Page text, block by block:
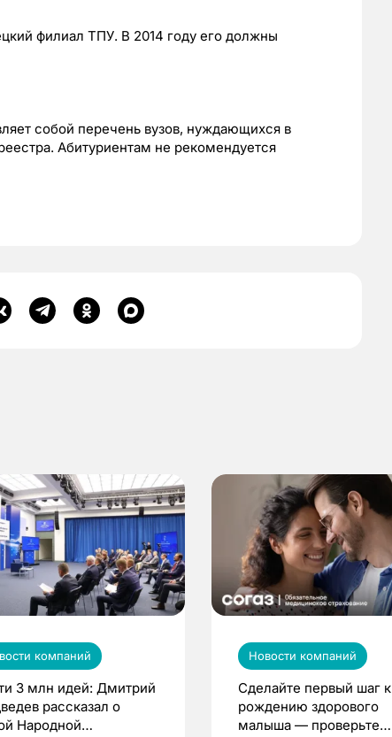
филиал ТПУ. В 2014 году его должны
собой перечень вузов, нуждающихся в
Абитуриентам не рекомендуется
компаний
3 млн идей: Дмитрий
рассказал о
Народной
Новости компаний
Сделайте первый шаг к
рождению здорового
малыша — проверьте